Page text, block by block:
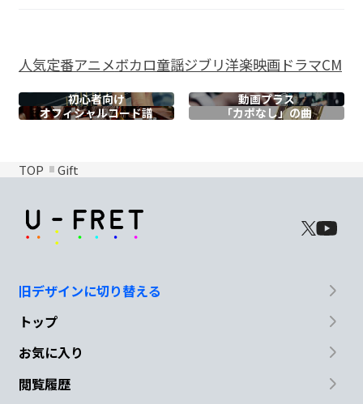
人気定番アニメボカロ童謡ジブリ洋楽映画ドラマCM
初心者向け
動画プラス
オフィシャルコード譜 「カポなし」の曲
TOP Gift
旧デザインに切り替える
トップ
お気に入り
閲覧履歴